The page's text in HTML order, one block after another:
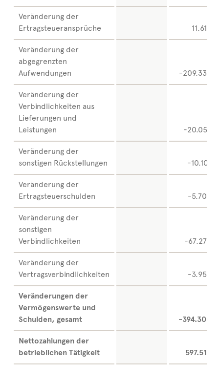
Veränderung der
Ertragsteueransprüche
11.613
Veränderung der
abgegrenzten
Aufwendungen
-209.332
Veränderung der
Verbindlichkeiten aus
Lieferungen und
Leistungen
-20.057
Veränderung der
sonstigen Rückstellungen
-10.101
Veränderung der
Ertragsteuerschulden
-5.708
Veränderung der
sonstigen
Verbindlichkeiten
-67.272
Veränderung der
Vertragsverbindlichkeiten
-3.953
Veränderungen der
Vermögenswerte und
Schulden, gesamt
-394.300
Nettozahlungen der
betrieblichen Tätigkeit
597.516